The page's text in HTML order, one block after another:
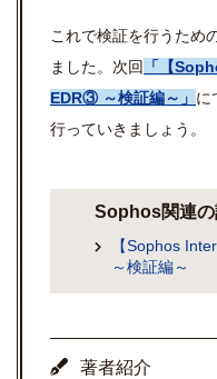
これで検証を行うため
ました。次回
「【
EDR③ ～検証編～」 に
行っていきましょう。
Sophos関連の
【Sophos
～検証編～
著者紹介